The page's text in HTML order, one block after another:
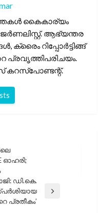
കൈകാര്യം
ആഭ്യന്തര
ക്രൈം റിപ്പോർട്ടിങ്ങ്
പ്രവൃത്തിപരിചയം.
കറസ്പോണ്ടന്റ്.
ഓഹരി;
ഡി.കെ.
പ്രതീകം’